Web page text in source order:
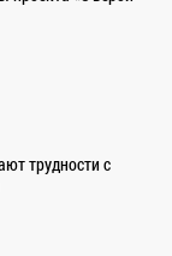
трудности с